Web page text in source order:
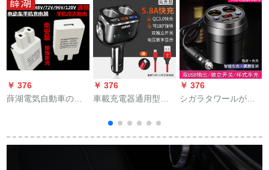
￥ 376
薛湖電気自動車の電
48 v 60 v 72 v電気瓶
￥ 376
車載充電器通用型多
用トラック車を快速
車で充電し、高贵な
（布芸TYPE-C快速充
￥ 376
シガラタワールが車
器を充電します。三
自動車多機能シガラ
タワールプラグUSB